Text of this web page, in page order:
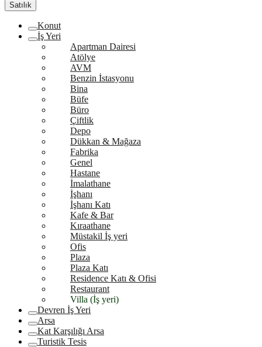
Satılık
Konut
İş Yeri
Apartman Dairesi
Atölye
AVM
Benzin İstasyonu
Bina
Büfe
Büro
Çiftlik
Depo
Dükkan & Mağaza
Fabrika
Genel
Hastane
İmalathane
İşhanı
İşhanı Katı
Kafe & Bar
Kıraathane
Müstakil İş yeri
Ofis
Plaza
Plaza Katı
Residence Katı & Ofisi
Restaurant
Villa (İş yeri)
Devren İş Yeri
Arsa
Kat Karşılığı Arsa
Turistik Tesis